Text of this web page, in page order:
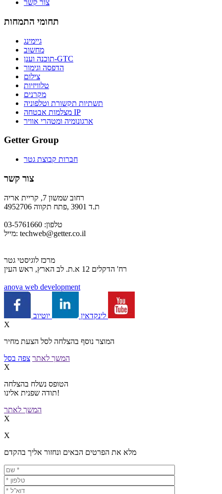
צור קשר
תחומי התמחות
גיימינג
מחשוב
תוכנה וענן-GTC
הדפסה וגימור
צילום
טלוויזיות
מקרנים
תשתיות תקשורת וטלפוניה
מצלמות אבטחה IP
ארגונומיה ומטהרי אוויר
Getter Group
חברות קבוצת גטר
צור קשר
רחוב שמשון 7, קריית אריה
ת.ד 3901 ,פתח תקווה 4952706
טלפון: 03-5761660
מייל: techweb@getter.co.il
מרכז לוגיסטי גטר
רח' הדקלים 12 א.ת. לב הארץ, ראש העין
anova web development
לינקדאין
X
המוצר נוסף בהצלחה לסל הצעת מחיר
המשך לאתר צפה בסל
X
הטופס נשלח בהצלחה
תודה שפנית אלינו!
המשך לאתר
X
X
מלא את הפרטים הבאים ונחזור אליך בהקדם